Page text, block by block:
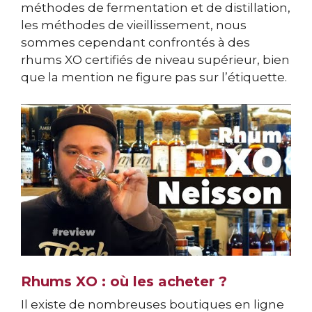
méthodes de fermentation et de distillation,
les méthodes de vieillissement, nous
sommes cependant confrontés à des
rhums XO certifiés de niveau supérieur, bien
que la mention ne figure pas sur l’étiquette.
Rhums XO : où les acheter ?
Il existe de nombreuses boutiques en ligne